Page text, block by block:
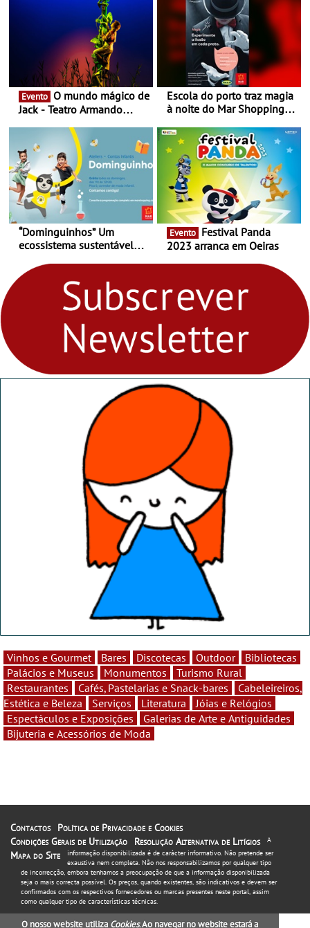
Evento
Jack - Teatro Armando
Escola do porto traz magia
à noite do Mar Shopping
29 de abril, às 21h00
“Dominguinhos” Um
ecossistema sustentável
fores - Atelier de Educação
Ambiental nos
“Dominguinhos” de 23 de
Evento
2023 arranca em Oeiras
Vinhos e Gourmet Bares Discotecas Outdoor
Bibliotecas
Palácios e Museus
Monumentos
Turismo Rural
Restaurantes
Cafés, Pastelarias e Snack-bares
Cabeleireiros,
Estética e Beleza
Serviços Literatura
Jóias e Relógios
Espectáculos e Exposições
Galerias de Arte e Antiguidades
Bijuteria e Acessórios de Moda
Contactos
Política de Privacidade e Cookies
Condições Gerais de Utilização
Resolução Alternativa de Litígios
Mapa do Site
A
informação disponibilizada é de carácter informativo. Não pretende ser
exaustiva nem completa. Não nos responsabilizamos por qualquer tipo
de incorrecção, embora tenhamos a preocupação de que a informação disponibilizada
seja o mais correcta possível. Os preços, quando existentes, são indicativos e devem ser
confirmados com os respectivos fornecedores ou marcas presentes neste portal, assim
como qualquer tipo de características técnicas.
O nosso website utiliza Cookies. Ao navegar no website estará a